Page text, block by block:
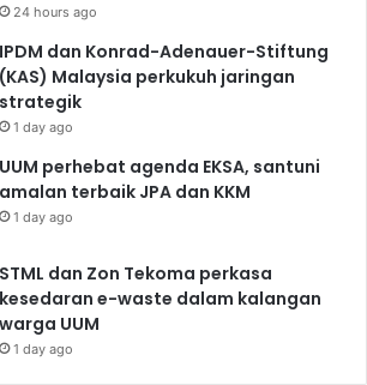
24 hours ago
IPDM dan Konrad-Adenauer-Stiftung
(KAS) Malaysia perkukuh jaringan
strategik
1 day ago
UUM perhebat agenda EKSA, santuni
amalan terbaik JPA dan KKM
1 day ago
STML dan Zon Tekoma perkasa
kesedaran e-waste dalam kalangan
warga UUM
1 day ago